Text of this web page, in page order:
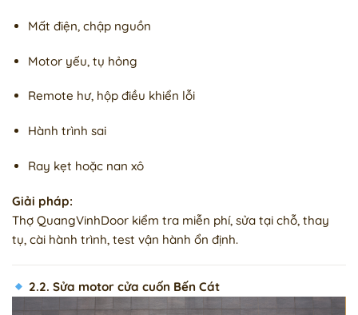
Mất điện, chập nguồn
Motor yếu, tụ hỏng
Remote hư, hộp điều khiển lỗi
Hành trình sai
Ray kẹt hoặc nan xô
Giải pháp:
Thợ QuangVinhDoor kiểm tra miễn phí, sửa tại chỗ, thay
tụ, cài hành trình, test vận hành ổn định.
2.2. Sửa motor cửa cuốn Bến Cát